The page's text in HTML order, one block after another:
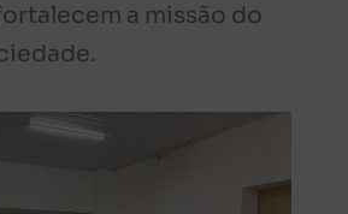
a missão do